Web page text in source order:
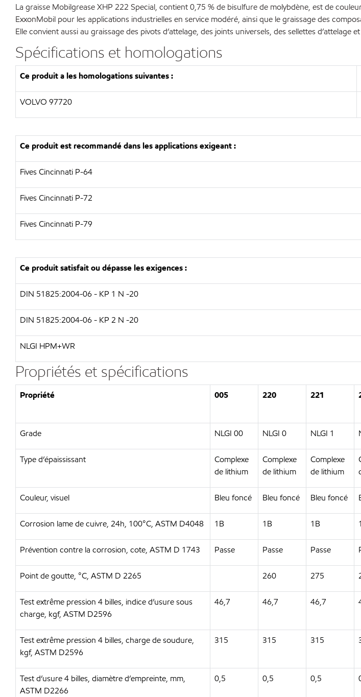
La graisse Mobilgrease XHP 222 Special, contient 0,75 % de bisulfure de molybdène, est de
ExxonMobil pour les applications industrielles en service modéré, ainsi que le graissage des
Elle convient aussi au graissage des pivots d’attelage, des joints universels, des sellettes d’attelage
Spécifications et homologations
Ce produit a les homologations suivantes :
VOLVO 97720
Ce produit est recommandé dans les applications exigeant :
Fives Cincinnati P-64
Fives Cincinnati P-72
Fives Cincinnati P-79
Ce produit satisfait ou dépasse les exigences :
DIN 51825:2004-06 - KP 1 N -20
DIN 51825:2004-06 - KP 2 N -20
NLGI HPM+WR
Propriétés et spécifications
Propriété 005 220 221
Grade NLGI 00 NLGI 0 NLGI 1
Type d’épaississant
Complexe
de lithium
Complexe
de lithium
Complexe
de lithium
Couleur, visuel Bleu foncé Bleu foncé Bleu foncé
Corrosion lame de cuivre, 24h, 100°C, ASTM D4048 1B 1B 1B
Prévention contre la corrosion, cote, ASTM D 1743 Passe Passe Passe
Point de goutte, °C, ASTM D 2265 260 275
Test extrême pression 4 billes, indice d’usure sous
charge, kgf, ASTM D2596
46,7 46,7 46,7
Test extrême pression 4 billes, charge de soudure,
kgf, ASTM D2596
315 315 315
Test d’usure 4 billes, diamètre d’empreinte, mm,
ASTM D2266
0,5 0,5 0,5